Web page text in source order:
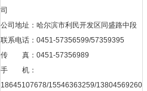
司
公司地址：哈尔滨市利民开发区同盛路中段
联系电话：0451-57356599/57359395
传 真：0451-57356989
手 机：
18645107678/15546363259/13804569260